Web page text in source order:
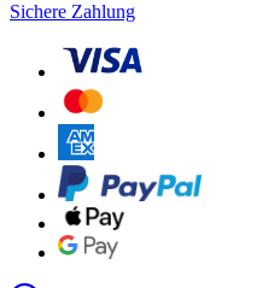
Sichere Zahlung